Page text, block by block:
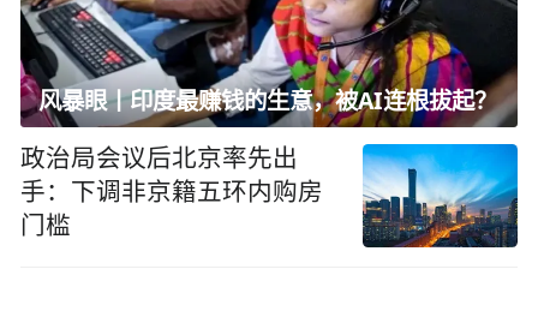
风暴眼丨印度最赚钱的生意，被AI连根拔起？
政治局会议后北京率先出
手：下调非京籍五环内购房
门槛